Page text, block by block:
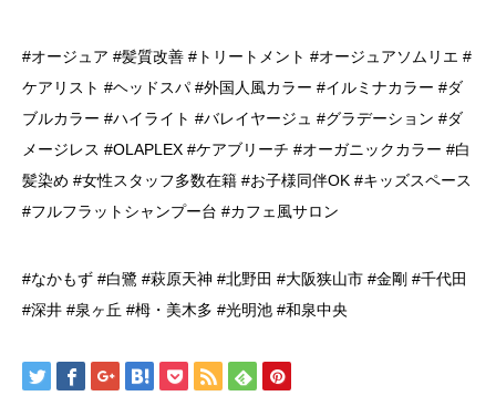
#オージュア #髪質改善 #トリートメント #オージュアソムリエ #
ケアリスト #ヘッドスパ #外国人風カラー #イルミナカラー #ダ
ブルカラー #ハイライト #バレイヤージュ #グラデーション #ダ
メージレス #OLAPLEX #ケアブリーチ #オーガニックカラー #白
髪染め #女性スタッフ多数在籍 #お子様同伴OK #キッズスペース
#フルフラットシャンプー台 #カフェ風サロン
#なかもず #白鷺 #萩原天神 #北野田 #大阪狭山市 #金剛 #千代田
#深井 #泉ヶ丘 #栂・美木多 #光明池 #和泉中央